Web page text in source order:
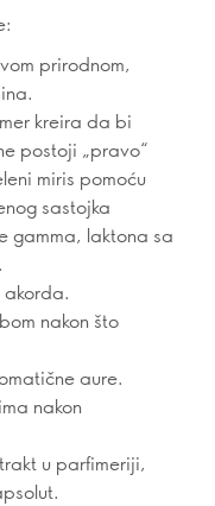
prirodnom,
kreira da bi
postoji „pravo“
miris pomoću
sastojka
gamma, laktona sa
nakon što
aure.
nakon
u parfimeriji,